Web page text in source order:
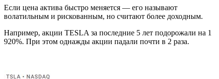
Если цена актива быстро меняется — его называют
волатильным и рискованным, но считают более доходным.
Например, акции TESLA за последние 5 лет подорожали на 1
920%. При этом однажды акции падали почти в 2 раза.